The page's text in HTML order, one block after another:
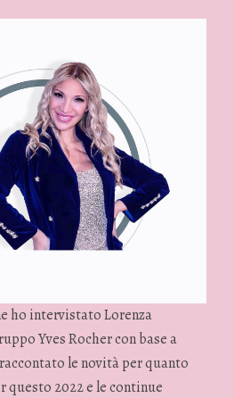
ho intervistato Lorenza
Yves Rocher con base a
le novità per quanto
2022 e le continue